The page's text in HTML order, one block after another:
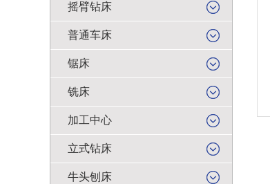
摇臂钻床
普通车床
锯床
铣床
加工中心
立式钻床
牛头刨床